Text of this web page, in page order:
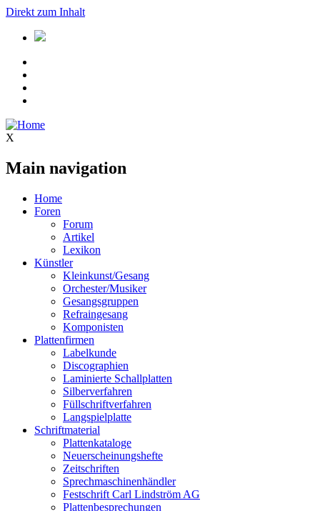
Direkt zum Inhalt
X
Main navigation
Home
Foren
Forum
Artikel
Lexikon
Künstler
Kleinkunst/Gesang
Orchester/Musiker
Gesangsgruppen
Refraingesang
Komponisten
Plattenfirmen
Labelkunde
Discographien
Laminierte Schallplatten
Silberverfahren
Füllschriftverfahren
Langspielplatte
Schriftmaterial
Plattenkataloge
Neuerscheinungshefte
Zeitschriften
Sprechmaschinenhändler
Festschrift Carl Lindström AG
Plattenbesprechungen